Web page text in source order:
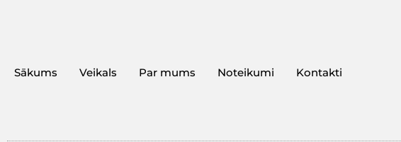
Sākums Veikals Par mums Noteikumi Kontakti